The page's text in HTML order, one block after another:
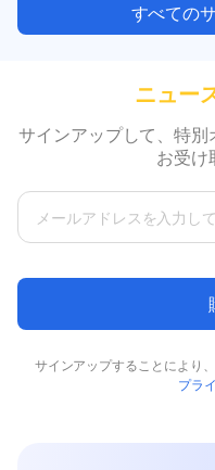
すべての
ニュー
サインアップして、特
お受け
サインアップすることにより
プラ